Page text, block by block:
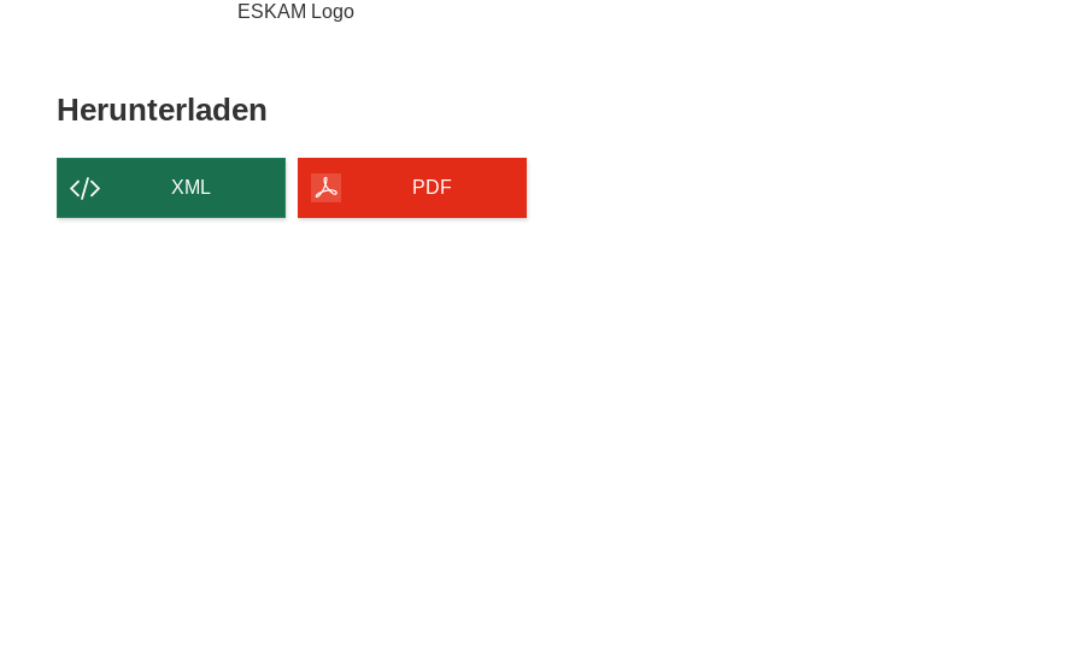
ESKAM Logo
Herunterladen
Seite
XML PDF